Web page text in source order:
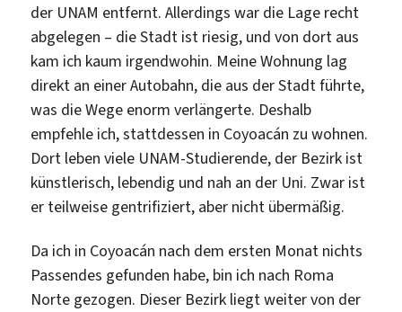
der UNAM entfernt. Allerdings war die Lage recht
abgelegen – die Stadt ist riesig, und von dort aus
kam ich kaum irgendwohin. Meine Wohnung lag
direkt an einer Autobahn, die aus der Stadt führte,
was die Wege enorm verlängerte. Deshalb
empfehle ich, stattdessen in Coyoacán zu wohnen.
Dort leben viele UNAM-Studierende, der Bezirk ist
künstlerisch, lebendig und nah an der Uni. Zwar ist
er teilweise gentrifiziert, aber nicht übermäßig.
Da ich in Coyoacán nach dem ersten Monat nichts
Passendes gefunden habe, bin ich nach Roma
Norte gezogen. Dieser Bezirk liegt weiter von der